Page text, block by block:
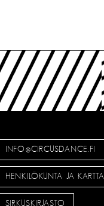
INFO@CIRCUSDANCE.FI
HENKILÖKUNTA JA KARTTA
SIRKUSKIRJASTO